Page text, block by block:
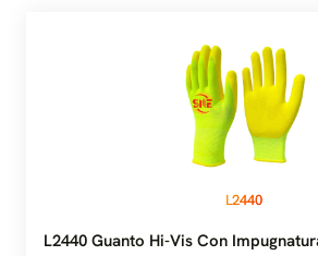
L2440
L2440 Guanto Hi-Vis Con